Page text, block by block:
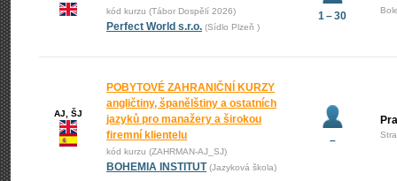
kód kurzu (Tábor Dospělí 2026)
Perfect World s.r.o. (Sídlo Plzeň )
1 – 30
AJ, ŠJ
POBYTOVÉ ZAHRANIČNÍ KURZY
angličtiny, španělštiny a ostatních
jazyků pro manažery a širokou
firemní klientelu
kód kurzu (ZAHRMAN-AJ_SJ)
BOHEMIA INSTITUT (Jazyková škola)
–